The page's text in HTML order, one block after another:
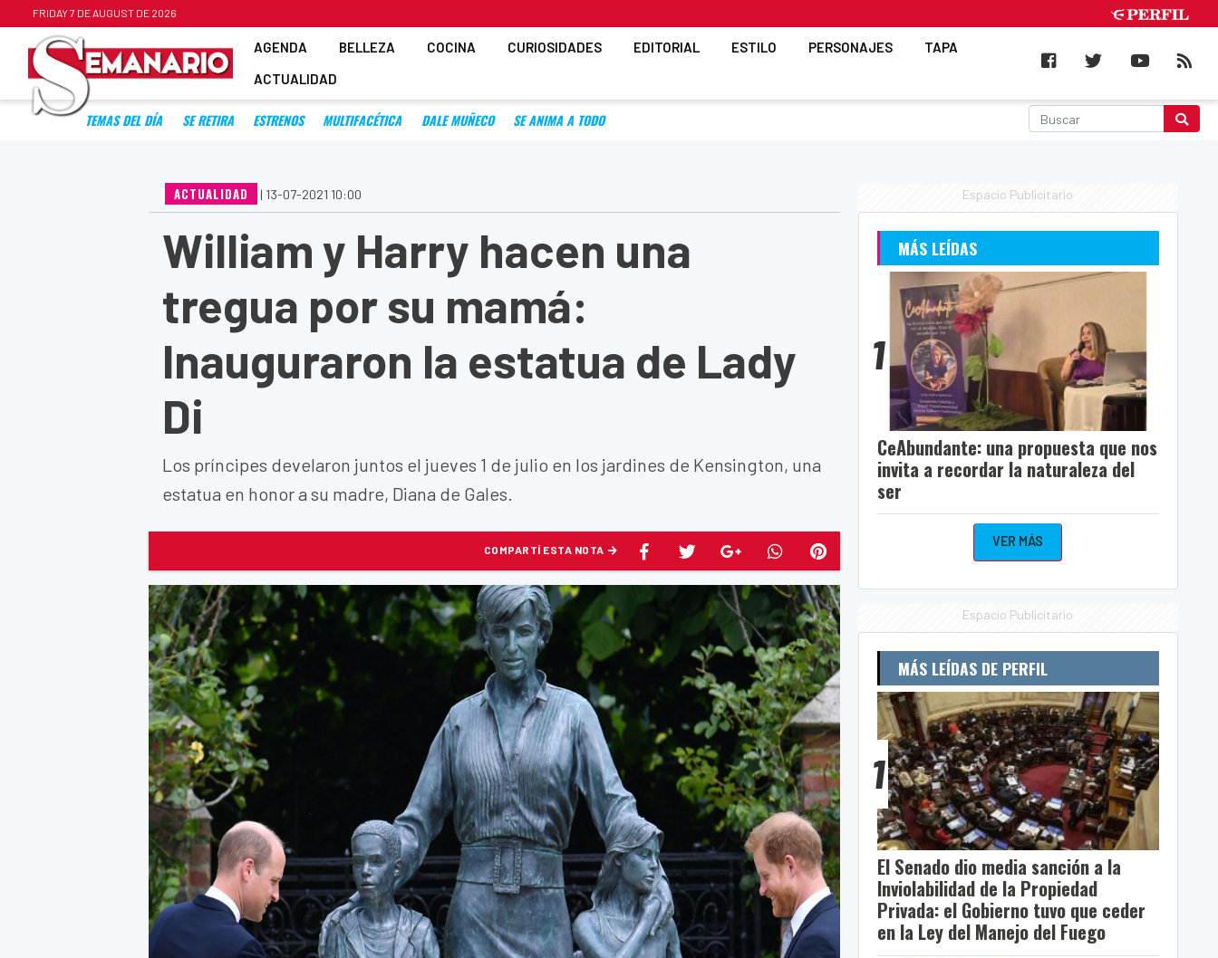
FRIDAY 7 DE AUGUST DE 2026
AGENDA BELLEZA COCINA CURIOSIDADES EDITORIAL ESTILO PERSONAJES
TAPA
ACTUALIDAD
TEMAS DEL DÍA SE RETIRA ESTRENOS MULTIFACÉTICA DALE MUÑECO SE ANIMA A TODO
ACTUALIDAD | 13-07-2021 10:00
William y Harry hacen una
tregua por su mamá:
Inauguraron la estatua de Lady
Di
Los príncipes develaron juntos el jueves 1 de julio en los jardines de Kensington, una
estatua en honor a su madre, Diana de Gales.
COMPARTÍ ESTA NOTA
Espacio Publicitario
MÁS LEÍDAS
1
CeAbundante: una propuesta que nos
invita a recordar la naturaleza del
ser
VER MÁS
Espacio Publicitario
MÁS LEÍDAS DE PERFIL
1
El Senado dio media sanción a la
Inviolabilidad de la Propiedad
Privada: el Gobierno tuvo que ceder
en la Ley del Manejo del Fuego